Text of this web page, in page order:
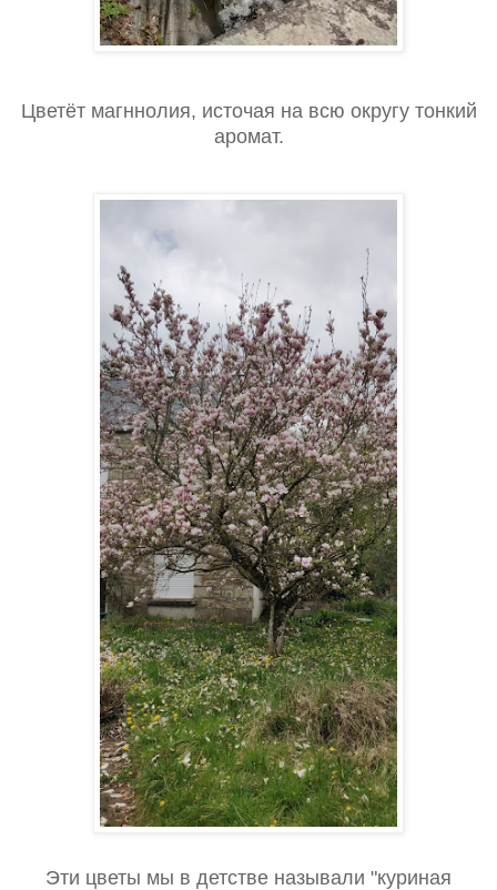
Цветёт магннолия, источая на всю округу тонкий
аромат.
Эти цветы мы в детстве называли "куриная